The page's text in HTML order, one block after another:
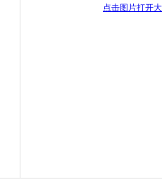
点击图片打开